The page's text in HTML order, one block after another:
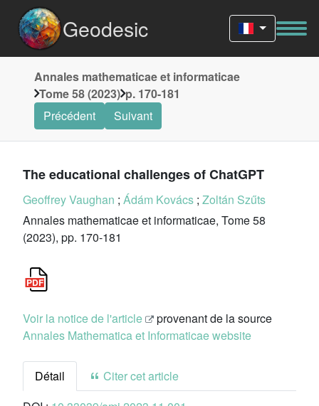
Geodesic
Annales mathematicae et informaticae
Tome 58 (2023) p. 170-181
Précédent
Suivant
The educational challenges of ChatGPT
Geoffrey Vaughan ; Ádám Kovács ; Zoltán Szűts
Annales mathematicae et informaticae, Tome 58
(2023), pp. 170-181
Voir la notice de l'article
provenant de la source
Annales Mathematica et Informaticae website
Détail
Citer cet article